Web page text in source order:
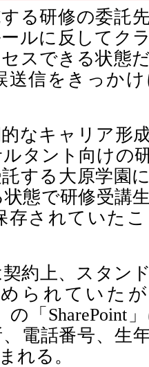
る研修の委託
ルに反してク
スできる状態
送信をきっか
なキャリア形
タント向けの
する大原学園
態で研修受講
存されていた
約上、スタン
られていた
の「SharePoint
電話番号、生
れる。